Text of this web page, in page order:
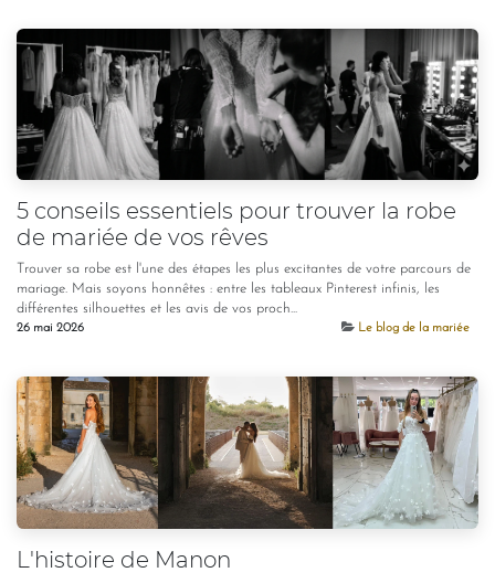
5 conseils essentiels pour trouver la robe
de mariée de vos rêves
Trouver sa robe est l'une des étapes les plus excitantes de votre parcours de
mariage. Mais soyons honnêtes : entre les tableaux Pinterest infinis, les
différentes silhouettes et les avis de vos proch...
26 mai 2026 Le blog de la mariée
L'histoire de Manon